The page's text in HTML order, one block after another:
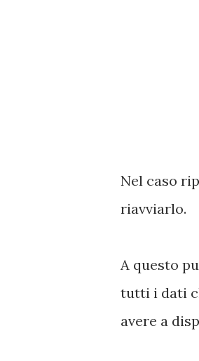
Nel caso
riavviarlo.
A questo
tutti i dati
avere a